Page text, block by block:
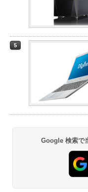
5
Google 検索で